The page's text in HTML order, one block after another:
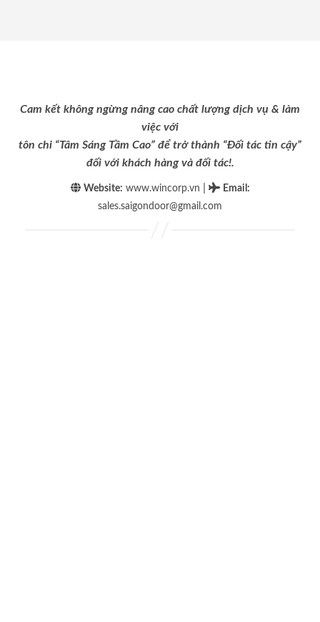
Cam kết không ngừng nâng cao chất lượng dịch vụ & làm
việc với
tôn chỉ “Tâm Sáng Tầm Cao” để trở thành “Đối tác tin cậy”
đối với khách hàng và đối tác!.
Website: www.wincorp.vn Email :
sales.saigondoor@gmail.com